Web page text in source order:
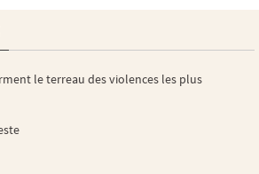
le terreau des violences les plus